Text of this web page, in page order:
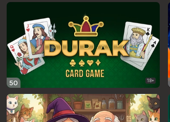
50 18+